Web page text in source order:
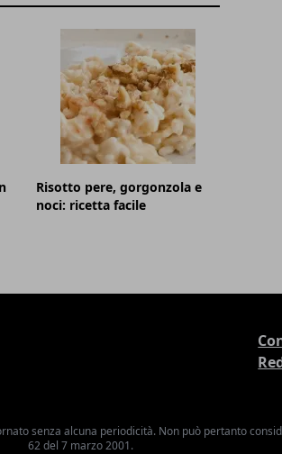
Risotto pere, gorgonzola e
noci: ricetta facile
senza alcuna periodicità. Non può pertanto
62 del 7 marzo 2001.